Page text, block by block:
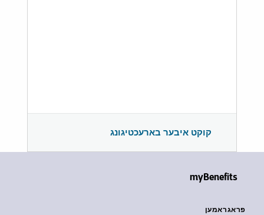
קוקט איבער בארעכטיגונג
myBenefits
פראגראמען